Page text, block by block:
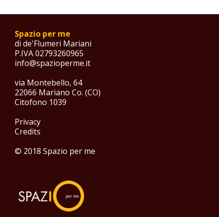
Spazio per me
di de'Flumeri Mariani
P.IVA 02793260965
info@spazioperme.it
via Montebello, 64
22066 Mariano Co. (CO)
Citofono 1039
Privacy
Credits
© 2018 Spazio per me